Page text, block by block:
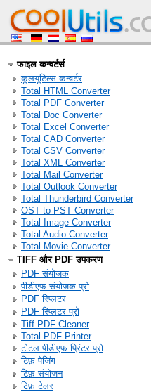
फाइल कन्वर्टर्स
कूलयूटिल्स कन्वर्टर
Total HTML Converter
Total PDF Converter
Total Doc Converter
Total Excel Converter
Total CAD Converter
Total CSV Converter
Total XML Converter
Total Mail Converter
Total Outlook Converter
Total Thunderbird Converter
OST to PST Converter
Total Image Converter
Total Audio Converter
Total Movie Converter
TIFF और PDF उपकरण
PDF संयोजक
पीडीएफ़ संयोजक प्रो
PDF स्प्लिटर
PDF स्प्लिटर प्रो
Tiff PDF Cleaner
Total PDF Printer
टोटल पीडीएफ प्रिंटर प्रो
टिफ़ पेजिंग
टिफ़ संयोजन
टिफ़ टेलर